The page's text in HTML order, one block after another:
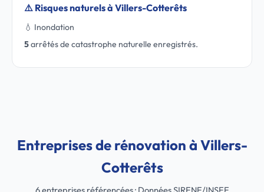
⚠️ Risques naturels à Villers-Cotterêts
💧 Inondation
5arrêtés de catastrophe naturelle enregistrés.
Entreprises de rénovation à Villers-
Cotterêts